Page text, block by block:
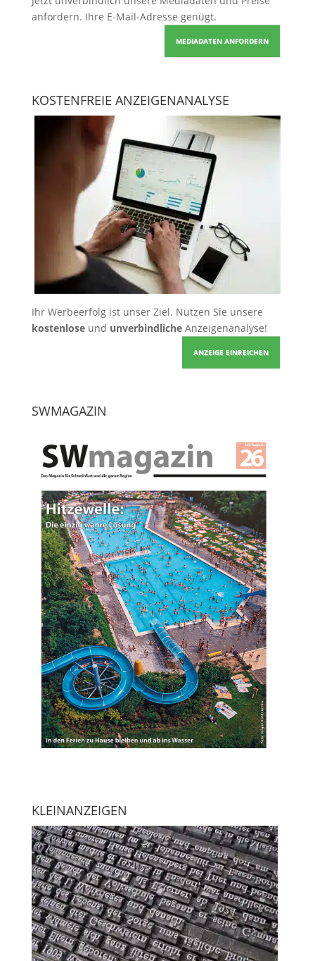
anfordern. Ihre E-Mail-Adresse genügt.
MEDIADATEN ANFORDERN
KOSTENFREIE ANZEIGENANALYSE
Ihr Werbeerfolg ist unser Ziel. Nutzen Sie unsere
kostenloseund unverbindlicheAnzeigenanalyse!
ANZEIGE EINREICHEN
SWMAGAZIN
KLEINANZEIGEN